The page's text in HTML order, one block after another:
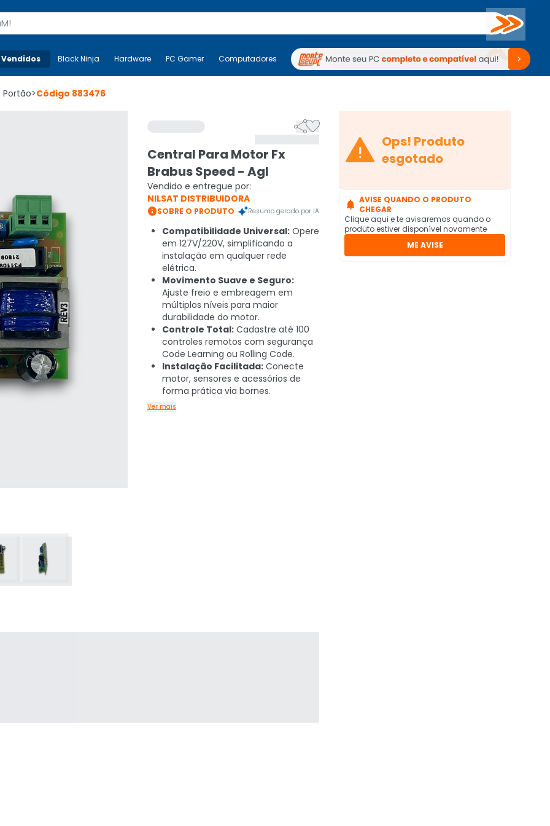
Buscar
Mais-v- Black Ninja Hardware PC Gamer Computadores Periféricos TV Venda no KaBuM!
Black Ninja Hardware PC Gamer Computadores Periféricos TV Venda no KaBuM!
>Código 883476

Central Para Motor Fx
Brabus Speed - Agl
Vendido e entregue por:
NILSAT DISTRIBUIDORA
SOBRE O PRODUTO Resumo gerado por IA
Compatibilidade Universal: Opere
em 127V/220V, simplificando a
instalação em qualquer rede
elétrica.
Movimento Suave e Seguro:
Ajuste freio e embreagem em
múltiplos níveis para maior
durabilidade do motor.
Controle Total: Cadastre até 100
controles remotos com segurança
Code Learning ou Rolling Code.
Instalação Facilitada: Conecte
motor, sensores e acessórios de
forma prática via bornes.
Ver mais
 Ops! Produto
esgotado
 AVISE QUANDO O PRODUTO
CHEGAR
Clique aqui e te avisaremos quando o
produto estiver disponível novamente
ME AVISE